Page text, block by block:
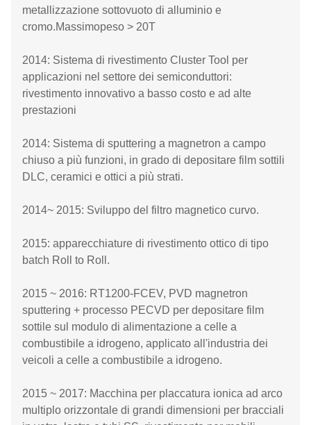
metallizzazione sottovuoto di alluminio e
cromo.Massimopeso > 20T
2014: Sistema di rivestimento Cluster Tool per
applicazioni nel settore dei semiconduttori:
rivestimento innovativo a basso costo e ad alte
prestazioni
2014: Sistema di sputtering a magnetron a campo
chiuso a più funzioni, in grado di depositare film sottili
DLC, ceramici e ottici a più strati.
2014~ 2015: Sviluppo del filtro magnetico curvo.
2015: apparecchiature di rivestimento ottico di tipo
batch Roll to Roll.
2015 ~ 2016: RT1200-FCEV, PVD magnetron
sputtering + processo PECVD per depositare film
sottile sul modulo di alimentazione a celle a
combustibile a idrogeno, applicato all'industria dei
veicoli a celle a combustibile a idrogeno.
2015 ~ 2017: Macchina per placcatura ionica ad arco
multiplo orizzontale di grandi dimensioni per bracciali